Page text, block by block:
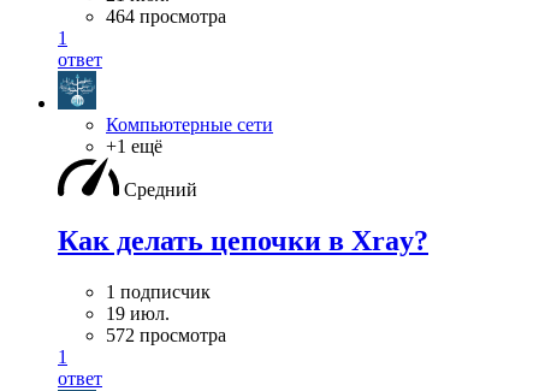
464 просмотра
1
ответ
Компьютерные сети
+1 ещё
Средний
Как делать цепочки в Xray?
1 подписчик
19 июл.
572 просмотра
1
ответ